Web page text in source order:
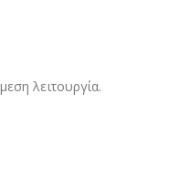
λειτουργία.